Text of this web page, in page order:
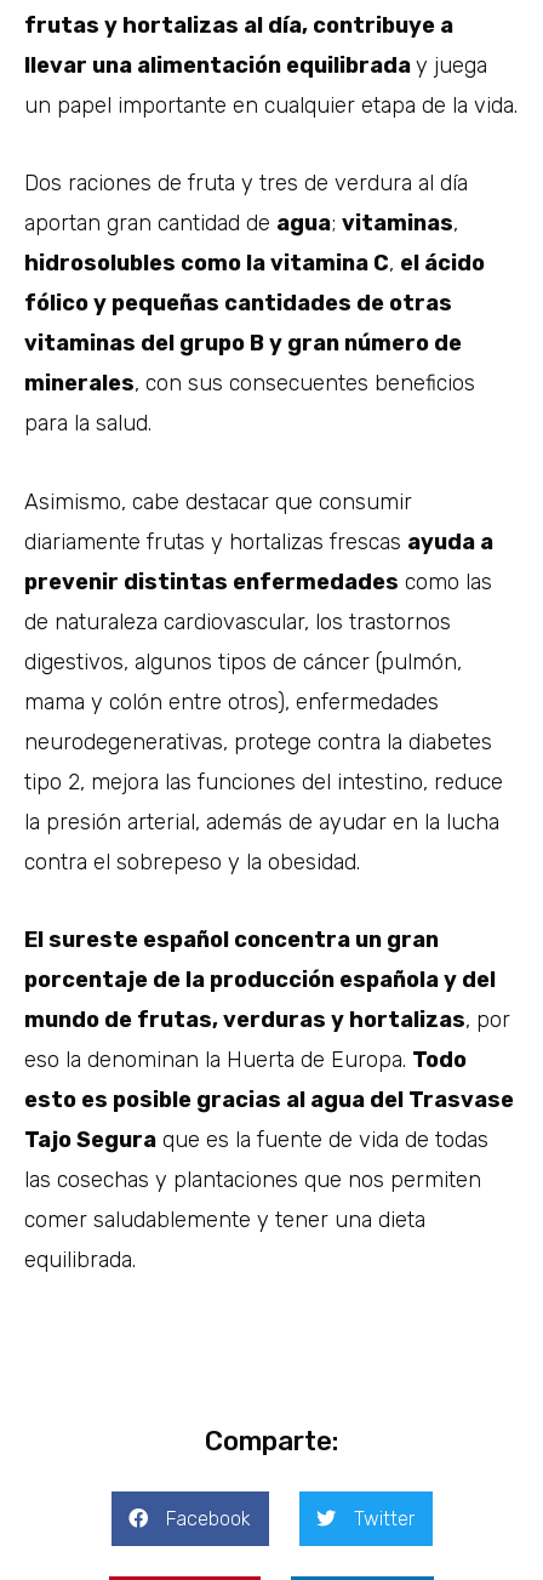
frutas y hortalizas al día, contribuye a
llevar una alimentación equilibraday juega
un papel importante en cualquier etapa de la vida.
Dos raciones de fruta y tres de verdura al día
aportan gran cantidad de agua; vitaminas,
hidrosolubles como la vitamina C, el ácido
fólico y pequeñas cantidades de otras
vitaminas del grupo B y gran número de
minerales, con sus consecuentes beneficios
para la salud.
Asimismo, cabe destacar que consumir
diariamente frutas y hortalizas frescas ayuda a
prevenir distintas enfermedades como las
de naturaleza cardiovascular, los trastornos
digestivos, algunos tipos de cáncer (pulmón,
mama y colón entre otros), enfermedades
neurodegenerativas, protege contra la diabetes
tipo 2, mejora las funciones del intestino, reduce
la presión arterial, además de ayudar en la lucha
contra el sobrepeso y la obesidad.
El sureste español concentra un gran
porcentaje de la producción española y del
mundo de frutas, verduras y hortalizas, por
eso la denominan la Huerta de Europa. Todo
esto es posible gracias al agua del Trasvase
Tajo Segura que es la fuente de vida de todas
las cosechas y plantaciones que nos permiten
comer saludablemente y tener una dieta
equilibrada.
Comparte:
Facebook Twitter